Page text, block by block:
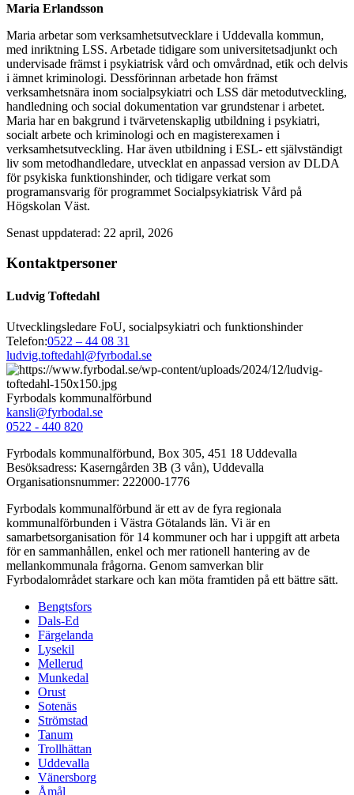
Maria Erlandsson
Maria arbetar som verksamhetsutvecklare i Uddevalla kommun,
med inriktning LSS. Arbetade tidigare som universitetsadjunkt och
undervisade främst i psykiatrisk vård och omvårdnad, etik och delvis
i ämnet kriminologi. Dessförinnan arbetade hon främst
verksamhetsnära inom socialpsykiatri och LSS där metodutveckling,
handledning och social dokumentation var grundstenar i arbetet.
Maria har en bakgrund i tvärvetenskaplig utbildning i psykiatri,
socialt arbete och kriminologi och en magisterexamen i
verksamhetsutveckling. Har även utbildning i ESL- ett självständigt
liv som metodhandledare, utvecklat en anpassad version av DLDA
för psykiska funktionshinder, och tidigare verkat som
programansvarig för programmet Socialpsykiatrisk Vård på
Högskolan Väst.
Senast uppdaterad: 22 april, 2026
Kontaktpersoner
Ludvig Toftedahl
Utvecklingsledare FoU, socialpsykiatri och funktionshinder
Telefon:0522 – 44 08 31
ludvig.toftedahl@fyrbodal.se
Fyrbodals kommunalförbund
kansli@fyrbodal.se
0522 - 440 820
Fyrbodals kommunalförbund, Box 305, 451 18 Uddevalla
Besöksadress: Kaserngården 3B (3 vån), Uddevalla
Organisationsnummer: 222000-1776
Fyrbodals kommunalförbund är ett av de fyra regionala
kommunalförbunden i Västra Götalands län. Vi är en
samarbetsorganisation för 14 kommuner och har i uppgift att arbeta
för en sammanhållen, enkel och mer rationell hantering av de
mellankommunala frågorna. Genom samverkan blir
Fyrbodalområdet starkare och kan möta framtiden på ett bättre sätt.
Bengtsfors
Dals-Ed
Färgelanda
Lysekil
Mellerud
Munkedal
Orust
Sotenäs
Strömstad
Tanum
Trollhättan
Uddevalla
Vänersborg
Åmål